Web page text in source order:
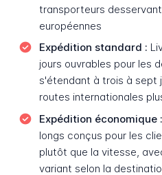
transporteurs
européennes
Expédition standard :
jours ouvrables pour les
s'étendant à trois à sept
routes internationales
Expédition économique :
longs conçus pour les
plutôt que la vitesse,
variant selon la